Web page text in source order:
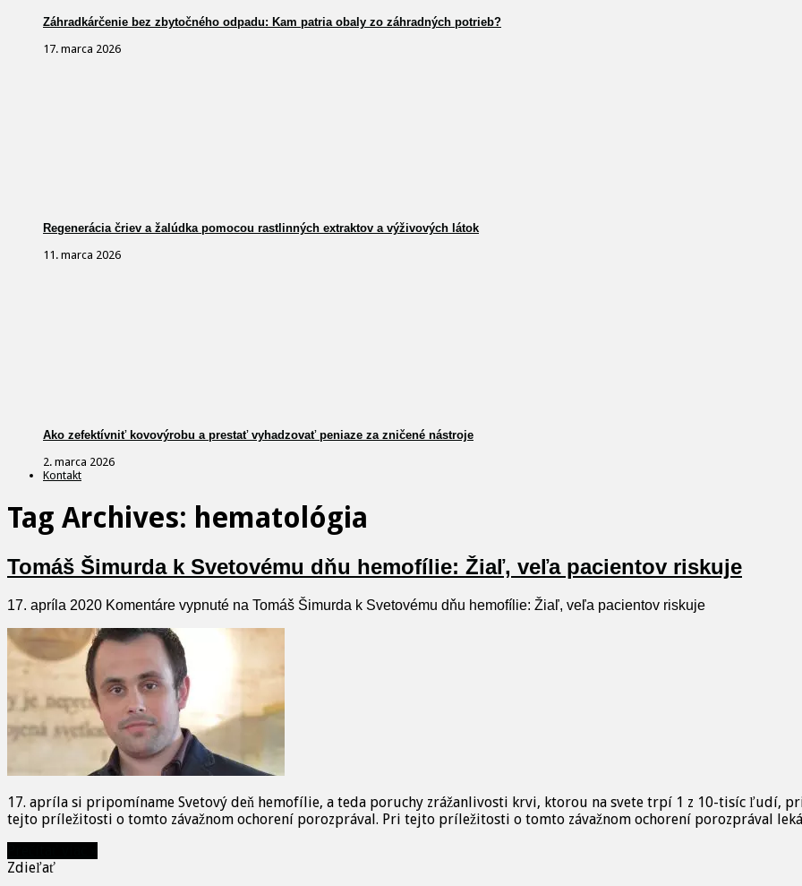
Záhradkárčenie bez zbytočného odpadu: Kam patria obaly zo záhradných potrieb?
17. marca 2026
Regenerácia čriev a žalúdka pomocou rastlinných extraktov a výživových látok
11. marca 2026
Ako zefektívniť kovovýrobu a prestať vyhadzovať peniaze za zničené nástroje
2. marca 2026
Kontakt
Tag Archives: hematológia
Tomáš Šimurda k Svetovému dňu hemofílie: Žiaľ, veľa pacientov riskuje
17. apríla 2020 Komentáre vypnuté na Tomáš Šimurda k Svetovému dňu hemofílie: Žiaľ, veľa pacientov riskuje
17. apríla si pripomíname Svetový deň hemofílie, a teda poruchy zrážanlivosti krvi, ktorou na svete trpí 1 z 10-tisíc ľudí,
tejto príležitosti o tomto závažnom ochorení porozprával. Pri tejto príležitosti o tomto závažnom ochorení porozprával
Zdieľať